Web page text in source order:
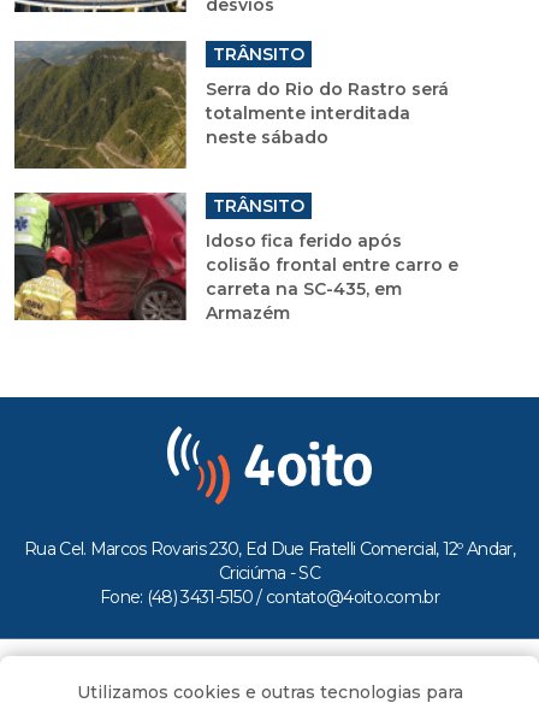
desvios
TRÂNSITO
Serra do Rio do Rastro será
totalmente interditada
neste sábado
TRÂNSITO
Idoso fica ferido após
colisão frontal entre carro e
carreta na SC-435, em
Armazém
Rua Cel. Marcos Rovaris 230, Ed Due Fratelli Comercial, 12º Andar,
Criciúma - SC
Fone: (48) 3431-5150 / contato@4oito.com.br
Todos os direitos reservados ao Portal 4oito
Utilizamos cookies e outras tecnologias para